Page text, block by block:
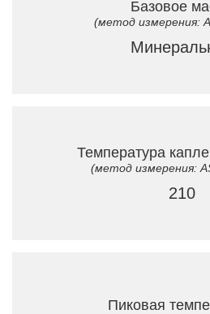
Базовое
(метод измерения:
Температура
(метод измерения:
210
Пиковая